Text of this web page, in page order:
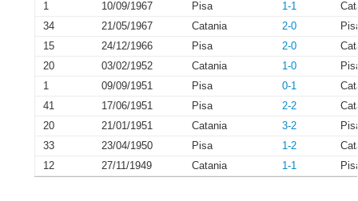
1
10/09/1967 Pisa 1-1
34
21/05/1967 Catania 2-0
15
24/12/1966 Pisa 2-0
20
03/02/1952 Catania 1-0
1
09/09/1951 Pisa 0-1
41
17/06/1951 Pisa 2-2
20
21/01/1951 Catania 3-2
33
23/04/1950 Pisa 1-2
12
27/11/1949 Catania 1-1